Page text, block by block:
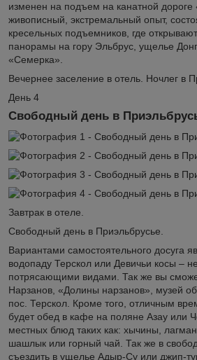
изменен на подъем на канатной дороге
живописный, экстремальный опыт,
кресельных подъемников, где
панорамы на гору Эльбрус, ущелье
«Семерка».
Вечернее заселение в отель. Ночлег в
День 4
Свободный день в
Завтрак в отеле.
Свободный день в Приэльбрусье.
Вариантами самостоятельного досуга
водопаду Терскол или Девичьи косы –
потрясающими видами. Так же вы
Нарзанов, «Долины нарзанов», музей
пос. Терскол. Кроме того, отличным
будет обед в кафе на поляне Азау или
местных блюд таких как: хычины,
шашлык или горный чай. Так же в
съездить в ущелье Адыр-Су или джип-